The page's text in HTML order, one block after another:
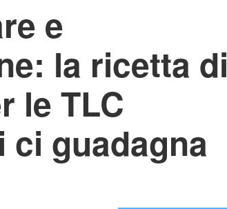
e
la ricetta di
le TLC
ci guadagna